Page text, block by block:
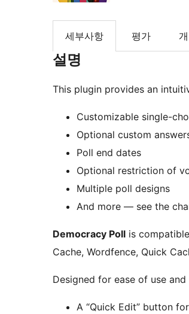
세부사항 평가
설명
This plugin provides an
Customizable single-
Optional custom
Poll end dates
Optional restriction of
Multiple poll designs
And more — see the
Democracy Poll is
Cache, Wordfence, Quick
Designed for ease of use
A “Quick Edit” button